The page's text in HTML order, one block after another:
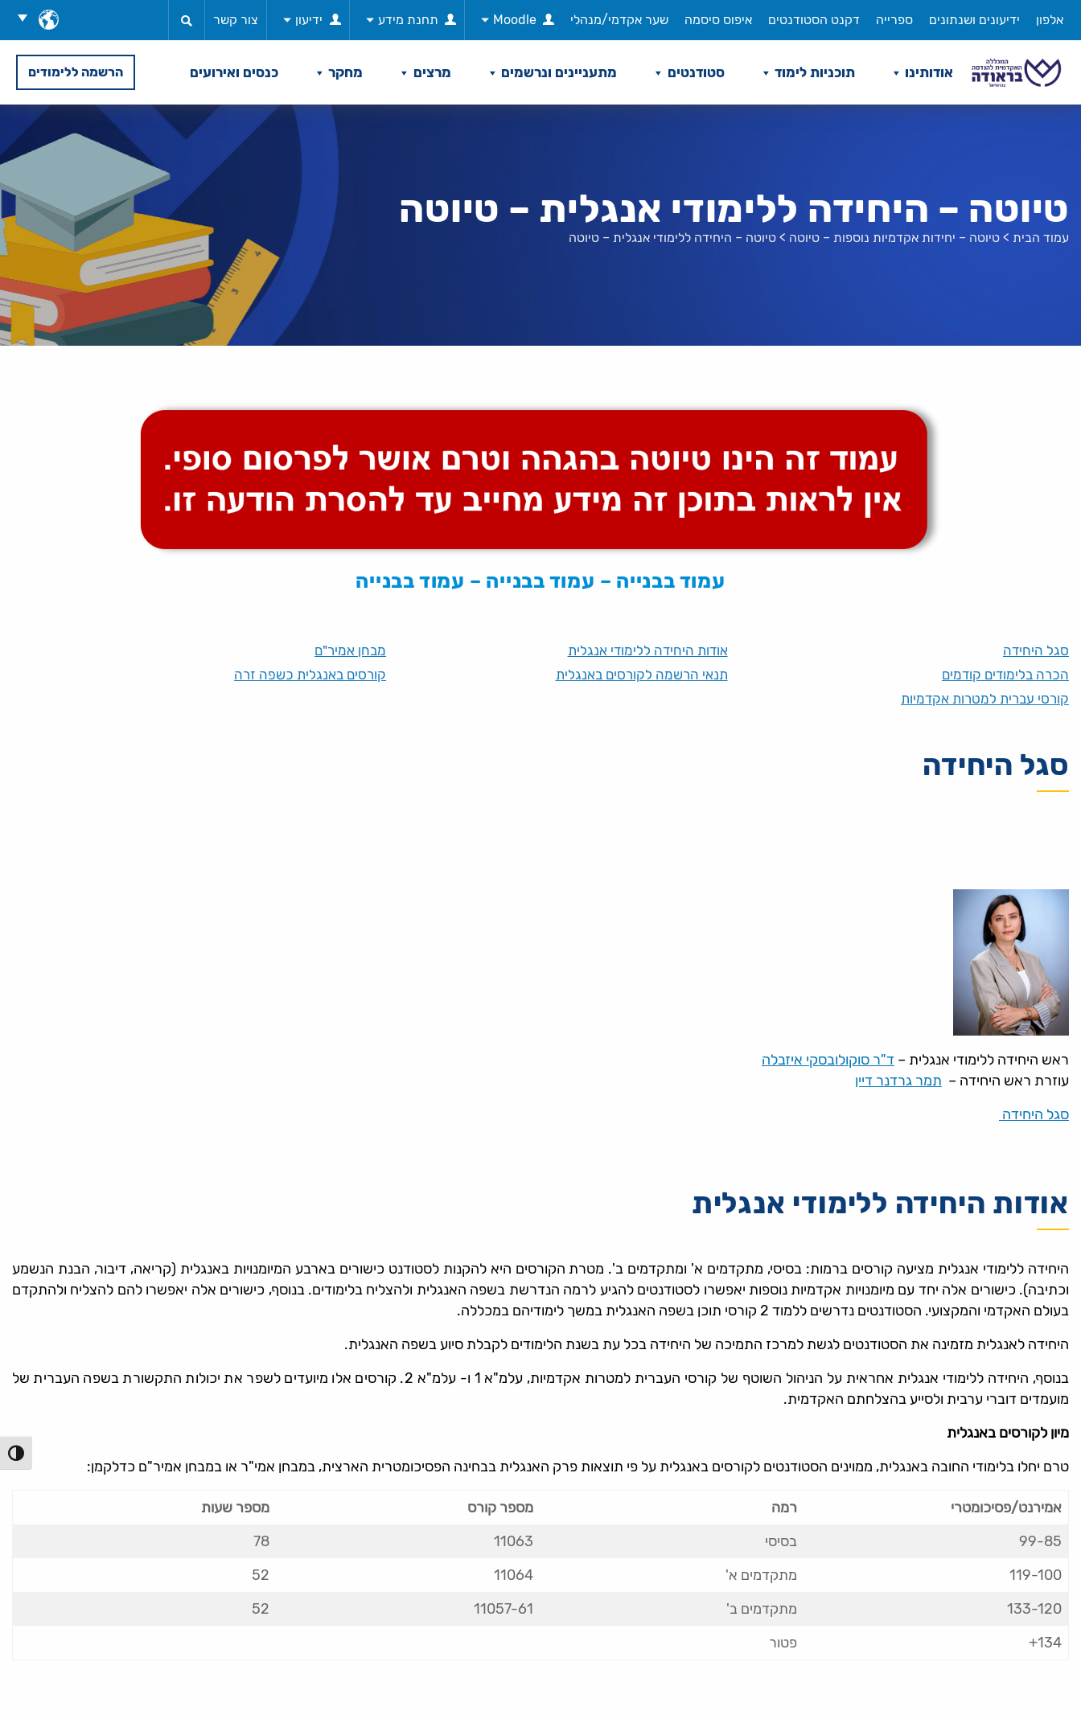
לתוכן
בחר
שפה
אלפון ידיעונים ושנתונים ספרייה דקנט הסטודנטים איפוס סיסמה שער אקדמי/מנהלי Moodle תחנת מידע ידיעון צור קשר
אודותינו תוכניות לימוד סטודנטים מתעניינים ונרשמים מרצים מחקר כנסים ואירועים הרשמה ללימודים
טיוטה – היחידה ללימודי אנגלית – טיוטה
עמוד הבית > טיוטה – יחידות אקדמיות נוספות – טיוטה > טיוטה – היחידה ללימודי אנגלית – טיוטה
עמוד בבנייה – עמוד בבנייה – עמוד בבנייה
סגל היחידה אודות היחידה ללימודי אנגלית
מבחן אמיר"ם
הכרה בלימודים קודמים
תנאי הרשמה לקורסים באנגלית
קורסים באנגלית כשפה זרה
קורסי עברית למטרות אקדמיות
סגל היחידה
ראש היחידה ללימודי אנגלית – ד"ר סוקולובסקי איזבלה
עוזרת ראש היחידה – תמר גרדנר דיין
סגל היחידה
אודות היחידה ללימודי אנגלית
היחידה ללימודי אנגלית מציעה קורסים ברמות: בסיסי, מתקדמים א' ומתקדמים ב'. מטרת הקורסים היא להקנות לסטודנט כישורים בארבע המיומנויות באנגלית (קריאה, דיבור, הבנת הנשמע
וכתיבה). כישורים אלה יחד עם מיומנויות אקדמיות נוספות יאפשרו לסטודנטים להגיע לרמה הנדרשת בשפה האנגלית ולהצליח בלימודים. בנוסף, כישורים אלה יאפשרו להם להצליח ולהתקדם
בעולם האקדמי והמקצועי. הסטודנטים נדרשים ללמוד 2 קורסי תוכן בשפה האנגלית במשך לימודיהם במכללה.
היחידה לאנגלית מזמינה את הסטודנטים לגשת למרכז התמיכה של היחידה בכל עת בשנת הלימודים לקבלת סיוע בשפה האנגלית.
בנוסף, היחידה ללימודי אנגלית אחראית על הניהול השוטף של קורסי העברית למטרות אקדמיות, עלמ"א 1 ו- עלמ"א 2. קורסים אלו מיועדים לשפר את יכולות התקשורת בשפה העברית של
מועמדים דוברי ערבית ולסייע בהצלחתם האקדמית.
מיון לקורסים באנגלית
טרם יחלו בלימודי החובה באנגלית, ממוינים הסטודנטים לקורסים באנגלית על פי תוצאות פרק האנגלית בבחינה הפסיכומטרית הארצית, במבחן אמי"ר או במבחן אמיר"ם כדלקמן:
אמירנט/פסיכומטרי רמה מספר קורס
מספר שעות
99-85
בסיסי 11063
78
119-100
מתקדמים א' 11064
52
133-120
מתקדמים ב' 11057-61
52
134+
פטור